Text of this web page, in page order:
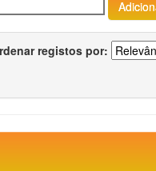
registos por: